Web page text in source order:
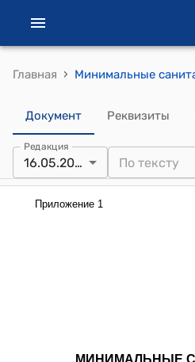
Главная ›
Документ Реквизиты
Редакция
16.05.2023